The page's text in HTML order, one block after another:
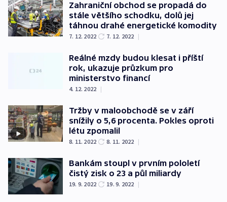
Zahraniční obchod se propadá do
stále většího schodku, dolů jej
táhnou drahé energetické komodity
7. 12. 2022 7. 12. 2022 |
Reálné mzdy budou klesat i příští
rok, ukazuje průzkum pro
ministerstvo financí
4. 12. 2022 |
Tržby v maloobchodě se v září
snížily o 5,6 procenta. Pokles oproti
létu zpomalil
8. 11. 2022 8. 11. 2022 |
Bankám stoupl v prvním pololetí
čistý zisk o 23 a půl miliardy
19. 9. 2022 19. 9. 2022 |